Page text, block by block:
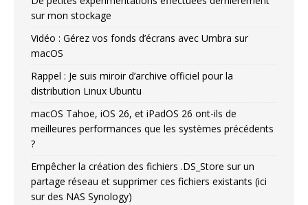
sur mon stockage
Vidéo : Gérez vos fonds d’écrans avec Umbra sur
macOS
Rappel : Je suis miroir d’archive officiel pour la
distribution Linux Ubuntu
macOS Tahoe, iOS 26, et iPadOS 26 ont-ils de
meilleures performances que les systèmes précédents
?
Empêcher la création des fichiers .DS_Store sur un
partage réseau et supprimer ces fichiers existants (ici
sur des NAS Synology)